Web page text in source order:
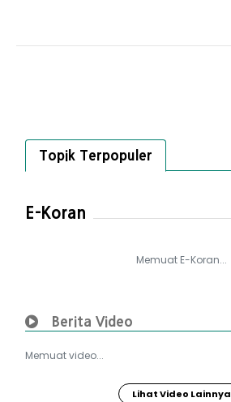
Topik Terpopuler
E-Koran
Memuat E-Koran...
Berita Video
Memuat video...
Lihat Video Lainnya